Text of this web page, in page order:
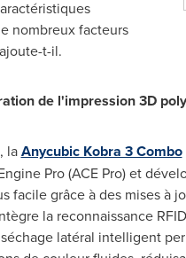
nombreux facteurs
t-il.
de l'impression 3D
laAnycubic Kobra 3 Combo
Pro (ACE Pro) et
facile grâce à des mises à
la reconnaissance
latéral intelligent